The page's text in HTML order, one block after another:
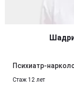
Психиатр-
Стаж 12 лет